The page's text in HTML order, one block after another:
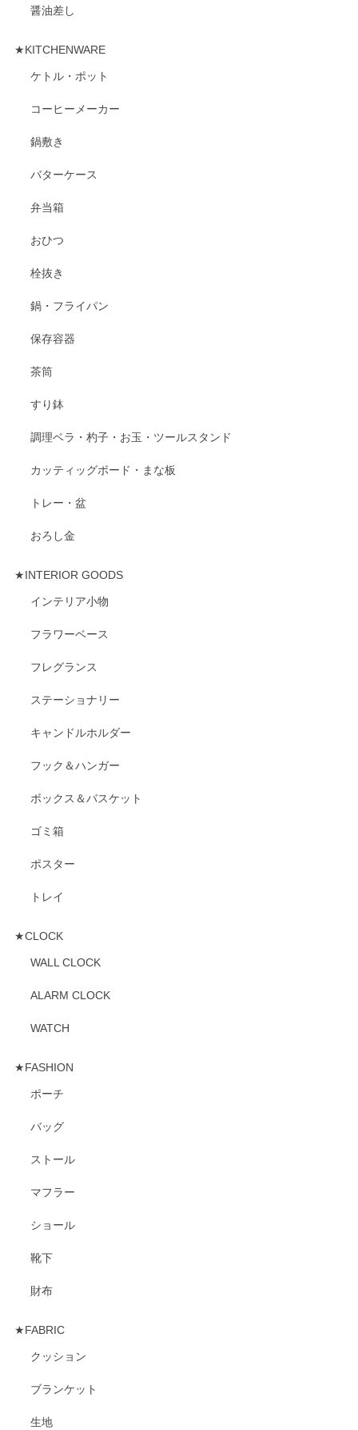
醤油差し
★KITCHENWARE
ケトル・ポット
コーヒーメーカー
鍋敷き
バターケース
弁当箱
おひつ
栓抜き
鍋・フライパン
保存容器
茶筒
すり鉢
調理ベラ・杓子・お玉・ツールスタンド
カッティッグボード・まな板
トレー・盆
おろし金
★INTERIOR GOODS
インテリア小物
フラワーベース
フレグランス
ステーショナリー
キャンドルホルダー
フック＆ハンガー
ボックス＆バスケット
ゴミ箱
ポスター
トレイ
★CLOCK
WALL CLOCK
ALARM CLOCK
WATCH
★FASHION
ポーチ
バッグ
ストール
マフラー
ショール
靴下
財布
★FABRIC
クッション
ブランケット
生地